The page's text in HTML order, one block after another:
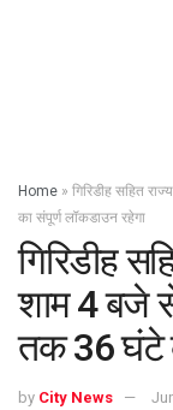
Home » गिरिडीह सहित
का संपूर्ण लॉकडाउन रहेगा
गिरिडीह
शाम 4 बजे
तक 36 घंटे
by City News